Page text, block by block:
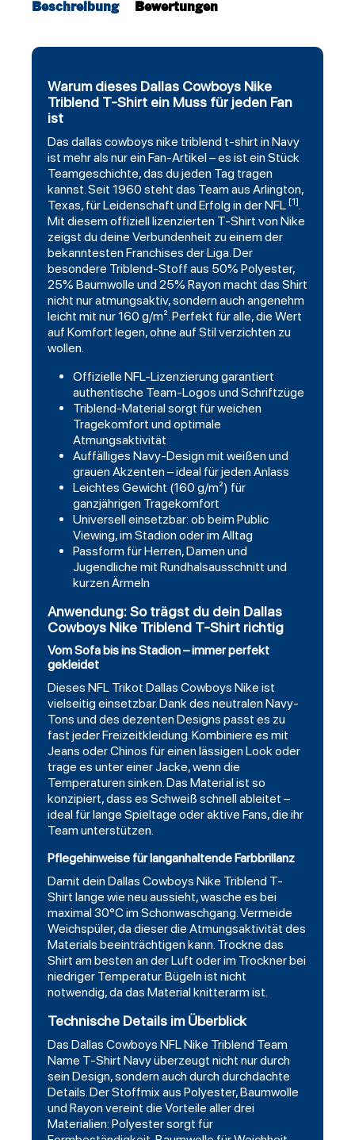
Beschreibung Bewertungen
Warum dieses Dallas Cowboys Nike
Triblend T-Shirt ein Muss für jeden Fan
ist
Das dallas cowboys nike triblend t-shirt in Navy
ist mehr als nur ein Fan-Artikel – es ist ein Stück
Teamgeschichte, das du jeden Tag tragen
kannst. Seit 1960 steht das Team aus Arlington,
Texas, für Leidenschaft und Erfolg in der NFL [1].
Mit diesem offiziell lizenzierten T-Shirt von Nike
zeigst du deine Verbundenheit zu einem der
bekanntesten Franchises der Liga. Der
besondere Triblend-Stoff aus 50% Polyester,
25% Baumwolle und 25% Rayon macht das Shirt
nicht nur atmungsaktiv, sondern auch angenehm
leicht mit nur 160 g/m². Perfekt für alle, die Wert
auf Komfort legen, ohne auf Stil verzichten zu
wollen.
Offizielle NFL-Lizenzierung garantiert
authentische Team-Logos und Schriftzüge
Triblend-Material sorgt für weichen
Tragekomfort und optimale
Atmungsaktivität
Auffälliges Navy-Design mit weißen und
grauen Akzenten – ideal für jeden Anlass
Leichtes Gewicht (160 g/m²) für
ganzjährigen Tragekomfort
Universell einsetzbar: ob beim Public
Viewing, im Stadion oder im Alltag
Passform für Herren, Damen und
Jugendliche mit Rundhalsausschnitt und
kurzen Ärmeln
Anwendung: So trägst du dein Dallas
Cowboys Nike Triblend T-Shirt richtig
Vom Sofa bis ins Stadion – immer perfekt
gekleidet
Dieses NFL Trikot Dallas Cowboys Nike ist
vielseitig einsetzbar. Dank des neutralen Navy-
Tons und des dezenten Designs passt es zu
fast jeder Freizeitkleidung. Kombiniere es mit
Jeans oder Chinos für einen lässigen Look oder
trage es unter einer Jacke, wenn die
Temperaturen sinken. Das Material ist so
konzipiert, dass es Schweiß schnell ableitet –
ideal für lange Spieltage oder aktive Fans, die ihr
Team unterstützen.
Pflegehinweise für langanhaltende Farbbrillanz
Damit dein Dallas Cowboys Nike Triblend T-
Shirt lange wie neu aussieht, wasche es bei
maximal 30°C im Schonwaschgang. Vermeide
Weichspüler, da dieser die Atmungsaktivität des
Materials beeinträchtigen kann. Trockne das
Shirt am besten an der Luft oder im Trockner bei
niedriger Temperatur. Bügeln ist nicht
notwendig, da das Material knitterarm ist.
Technische Details im Überblick
Das Dallas Cowboys NFL Nike Triblend Team
Name T-Shirt Navy überzeugt nicht nur durch
sein Design, sondern auch durch durchdachte
Details. Der Stoffmix aus Polyester, Baumwolle
und Rayon vereint die Vorteile aller drei
Materialien: Polyester sorgt für